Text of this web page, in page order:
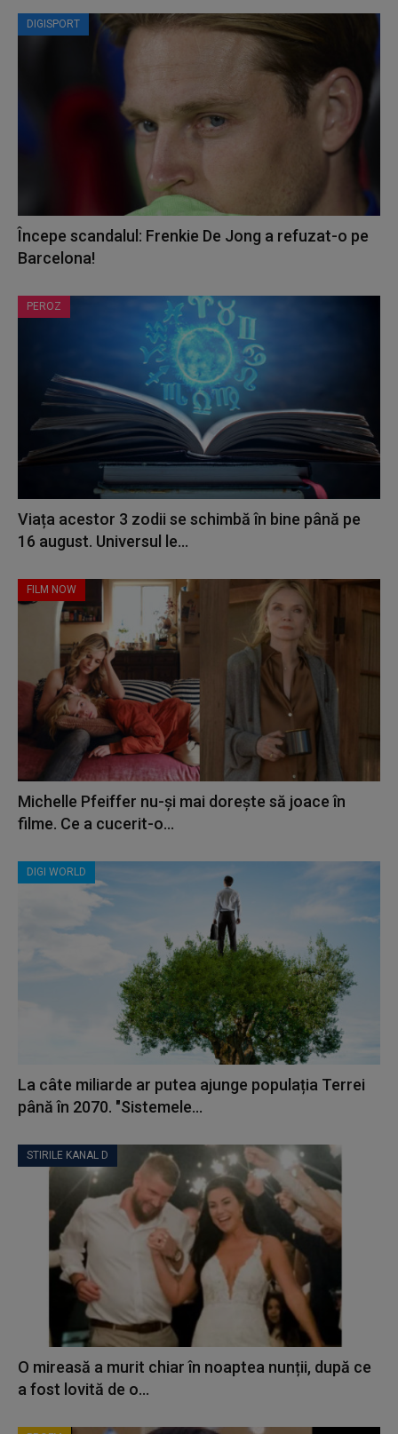
DIGISPORT
Începe scandalul: Frenkie De Jong a refuzat-o pe
Barcelona!
PEROZ
Viața acestor 3 zodii se schimbă în bine până pe
16 august. Universul le...
FILM NOW
Michelle Pfeiffer nu-și mai dorește să joace în
filme. Ce a cucerit-o...
DIGI WORLD
La câte miliarde ar putea ajunge populația Terrei
până în 2070. "Sistemele...
STIRILE KANAL D
O mireasă a murit chiar în noaptea nunții, după ce
a fost lovită de o...